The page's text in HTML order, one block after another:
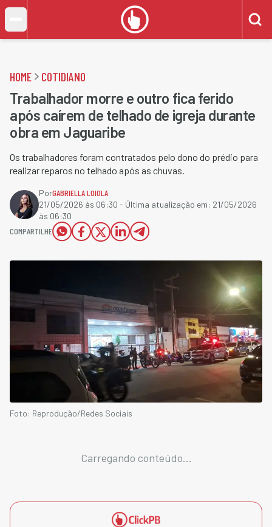
HOME COTIDIANO
Trabalhador morre e outro fica ferido
após caírem de telhado de igreja durante
obra em Jaguaribe
Os trabalhadores foram contratados pelo dono do prédio para
realizar reparos no telhado após as chuvas.
PorGABRIELLA LOIOLA
21/05/2026 às 06:30 - Última atualização em: 21/05/2026
às 06:30
COMPARTILHE
Foto: Reprodução/Redes Sociais
Carregando conteúdo...